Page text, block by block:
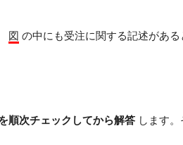
図 の中にも受注に関する記述があ
順次チェックしてから解答 します